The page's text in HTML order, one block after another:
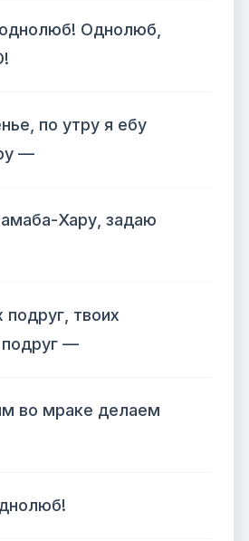
Однолюб,
по утру я ебу
—
Хару, задаю
подруг, твоих
—
во мраке делаем